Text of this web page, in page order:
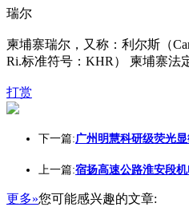
瑞尔
柬埔寨瑞尔，又称：利尔斯（
Ri.标准符号：KHR） 柬埔寨法
打赏
下一篇:广州明慧科研级荧光
上一篇:宿扬高速公路淮安段
更多»您可能感兴趣的文章: